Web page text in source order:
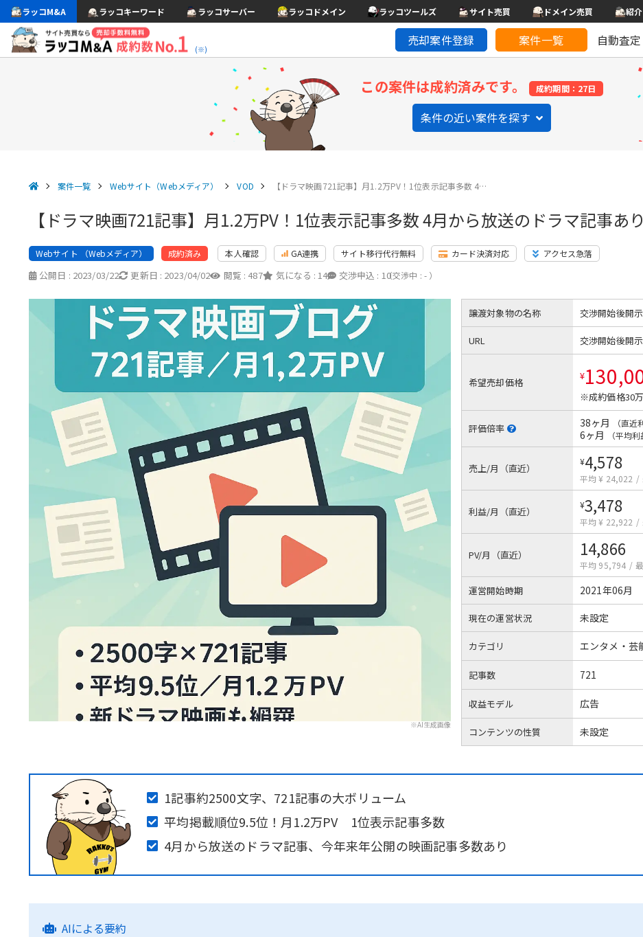
ラッコM&A ラッコキーワード ラッコサーバー ラッコドメイン ラッコツールズ サイト売買 ドメイン売買 紹
(※)
売却案件登録 案件一覧 自動査定
この案件は成約済みです。 成約期間：27日
条件の近い案件を探す
案件一覧 Webサイト（Webメディア） VOD 【ドラマ映画721記事】月1.2万PV！1位表示記事多数 4…
【ドラマ映画721記事】月1.2万PV！1位表示記事多数 4月から放送のドラマ記事あり
Webサイト （Webメディア） 成約済み 本人確認 GA連携 サイト移行代行無料 カード決済対応 アクセス急落
公開日 : 2023/03/22 更新日 : 2023/04/02 閲覧 : 487 気になる : 14 交渉申込 : 10
（交渉中 : - ）
※AI生成画像
譲渡対象物の名称 交渉開始後開示
URL 交渉開始後開示
希望売却価格 ¥
※成約価格30
評価倍率 38ヶ月 （直近
6ヶ月 （平均利
売上/月（直近）
¥4,578
平均 ¥ 24,022 /
利益/月（直近）
¥3,478
平均 ¥ 22,922 /
PV/月（直近） 14,866
平均 95,794 /
運営開始時期 2021年06月
現在の運営状況 未設定
カテゴリ エンタメ・芸
記事数 721
収益モデル 広告
コンテンツの性質 未設定
1記事約2500文字、721記事の大ボリューム
平均掲載順位9.5位！月1.2万PV 1位表示記事多数
4月から放送のドラマ記事、今年来年公開の映画記事多数あり
AIによる要約